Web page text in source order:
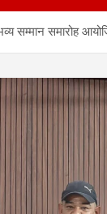
सम्मान समारोह